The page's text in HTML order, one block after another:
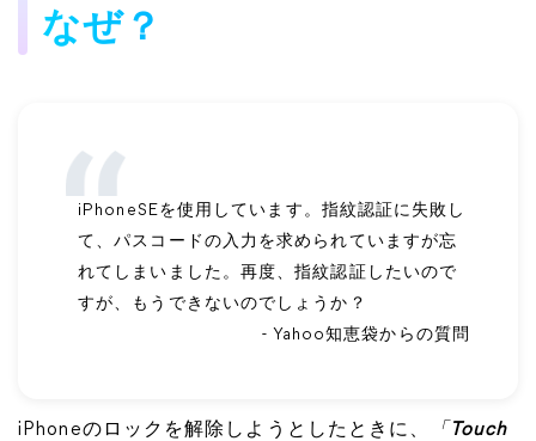
なぜ？
iPhoneSEを使用しています。指紋認証に失敗し
て、パスコードの入力を求められていますが忘
れてしまいました。再度、指紋認証したいので
すが、もうできないのでしょうか？
- Yahoo知恵袋からの質問
iPhoneのロックを解除しようとしたときに、 「 Touch